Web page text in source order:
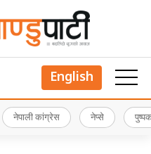
English
नेपाली कांग्रेस नेप्से